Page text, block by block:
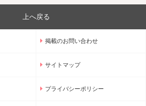
上へ戻る
掲載のお問い合わせ
サイトマップ
プライバシーポリシー